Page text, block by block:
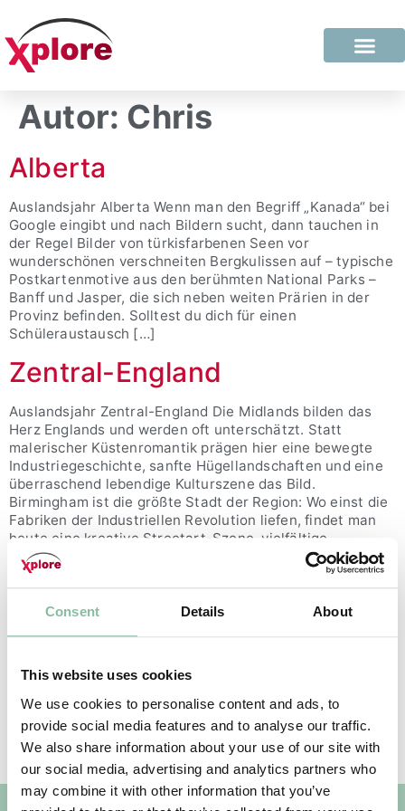
Consent Details About
This website uses cookies
We use cookies to personalise content and ads, to
provide social media features and to analyse our traffic.
We also share information about your use of our site with
our social media, advertising and analytics partners who
may combine it with other information that you’ve
Autor: Chris
Alberta
Auslandsjahr Alberta Wenn man den Begriff „Kanada“ bei
Google eingibt und nach Bildern sucht, dann tauchen in
der Regel Bilder von türkisfarbenen Seen vor
wunderschönen verschneiten Bergkulissen auf – typische
Postkartenmotive aus den berühmten National Parks –
Banff und Jasper, die sich neben weiten Prärien in der
Provinz befinden. Solltest du dich für einen
Schüleraustausch […]
Zentral-England
Auslandsjahr Zentral-England Die Midlands bilden das
Herz Englands und werden oft unterschätzt. Statt
malerischer Küstenromantik prägen hier eine bewegte
Industriegeschichte, sanfte Hügellandschaften und eine
überraschend lebendige Kulturszene das Bild.
Birmingham ist die größte Stadt der Region: Wo einst die
Fabriken der Industriellen Revolution liefen, findet man
heute eine kreative Streetart-Szene, vielfältige
Streetfood-Angebote und eine Musikszene […]
Florida
Auslandsjahr Florida Willkommen im ‚Sunshine State‘ –
tropische Klima, den vielen Sonnenschein und vor allem
drittbevölkerungsreichste Bundesstaat der USA und ist
besonders durch die Großstädte Miami und Orlando
bekannt. Florida ist mit seinen 1.900 km Küstenlinie und
Freizeitparks wie Disney […]